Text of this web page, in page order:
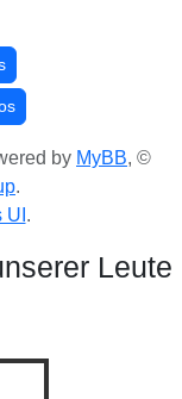
by MyBB, ©
.
.
Leute